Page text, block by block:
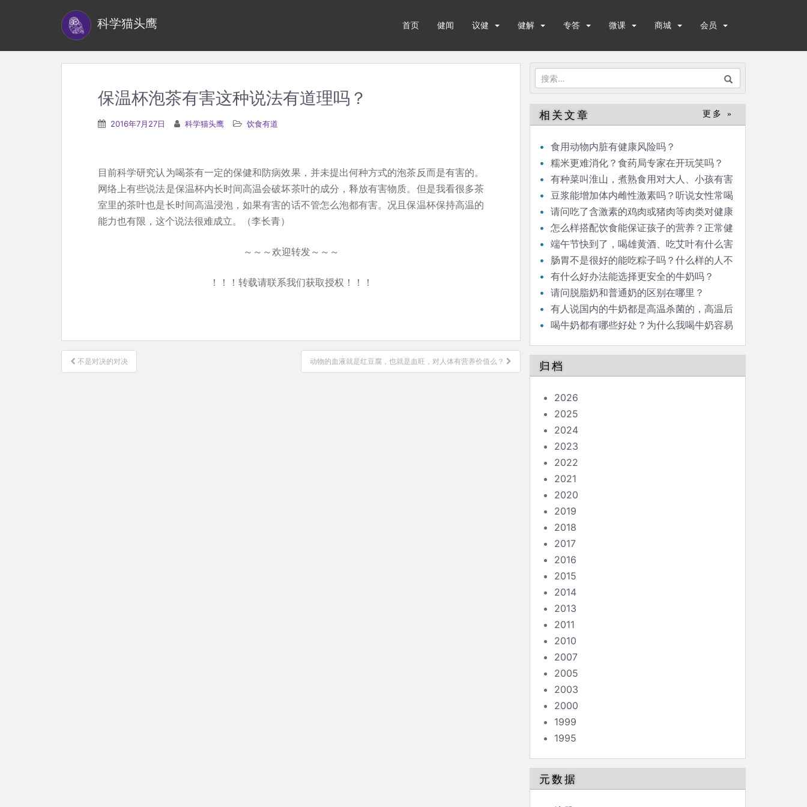
科学猫头鹰 首页 健闻 议健 健解 专答 微课 商城 会员
搜
索：
保温杯泡茶有害这种说法有道理吗？
2016年7月27日 科学猫头鹰 饮食有道
目前科学研究认为喝茶有一定的保健和防病效果，并未提出何种方式的泡茶反而是有害的。
网络上有些说法是保温杯内长时间高温会破坏茶叶的成分，释放有害物质。但是我看很多茶
室里的茶叶也是长时间高温浸泡，如果有害的话不管怎么泡都有害。况且保温杯保持高温的
能力也有限，这个说法很难成立。（李长青）
～～～欢迎转发～～～
！！！转载请联系我们获取授权！！！
文
章
不是对决的对决 动物的血液就是红豆腐，也就是血旺，对人体有营养价值么？
相关文章 更多 »
食用动物内脏有健康风险吗？
糯米更难消化？食药局专家在开玩笑吗？
有种菜叫淮山，煮熟食用对大人、小孩有害
么？市场上有冒充淮山的，那是什么，对人有
害么？
豆浆能增加体内雌性激素吗？听说女性常喝
豆浆可以补充雌激素，那男性是否适合经常喝
豆浆呢？
请问吃了含激素的鸡肉或猪肉等肉类对健康
有无害？蔬菜或水果呢，比如媒体经常报导的
毒豆芽？
怎么样搭配饮食能保证孩子的营养？正常健
康婴儿辅食，一定需要用配方米粉吗？自制米
糊米粉再加蔬菜肉泥是否也可以？
端午节快到了，喝雄黄酒、吃艾叶有什么害
处吗？每年端午，我们家都会点艾草熏屋子，
这个对身体有害吗？我们家有小孩。
肠胃不是很好的能吃粽子吗？什么样的人不
适合吃粽子？我喜欢吃冷粽子，但别人说冷粽
子吃了会消化不了，真的是这样吗？粽子可以
放冰箱冷藏室吗？我看有些朋友家端午节期间
一时吃不了的粽子会用一盆冷水泡着，一泡就
科学吗？
有什么好办法能选择更安全的牛奶吗？
请问脱脂奶和普通奶的区别在哪里？
有人说国内的牛奶都是高温杀菌的，高温后
蛋白质都变性了，失去了营养价值，是这样
喝牛奶都有哪些好处？为什么我喝牛奶容易
归档
2026
2025
2024
2023
2022
2021
2020
2019
2018
2017
2016
2015
2014
2013
2011
2010
2007
2005
2003
2000
1999
1995
元数据